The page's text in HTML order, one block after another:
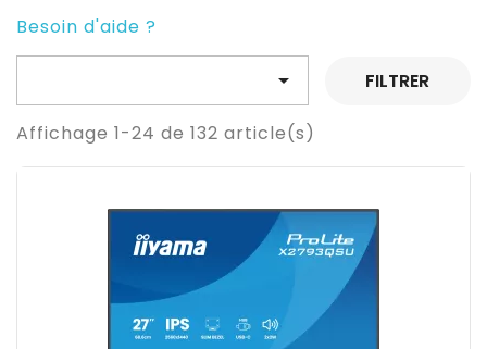
Besoin d'aide ?
 FILTRER
Affichage 1-24 de 132 article(s)